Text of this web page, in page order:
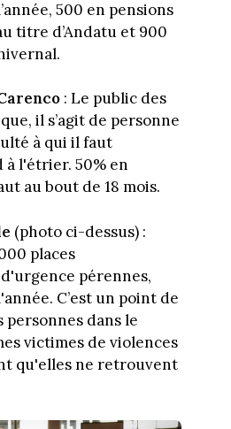
500 en pensions
titre d’Andatu et 900
: Le public des
il s’agit de personne
à qui il faut
l'étrier. 50% en
au bout de 18 mois.
(photo ci-dessus) :
places
pérennes,
C’est un point de
personnes dans le
victimes de violences
qu'elles ne retrouvent